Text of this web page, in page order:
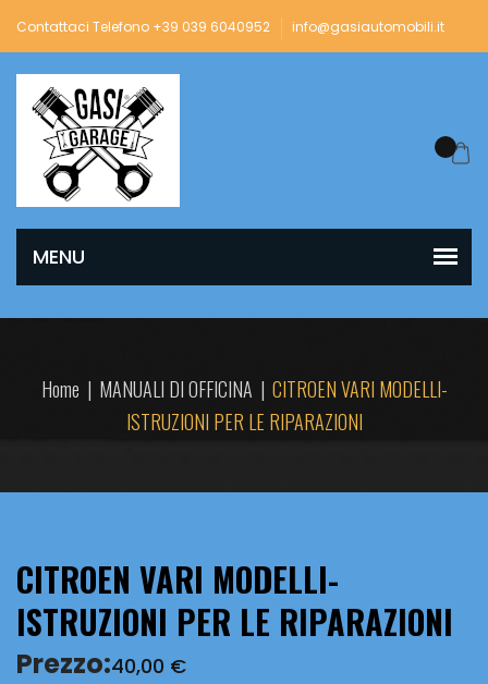
Contattaci Telefono +39 039 6040952 info@gasiautomobili.it
Home | MANUALI DI OFFICINA | CITROEN VARI MODELLI-
ISTRUZIONI PER LE RIPARAZIONI
CITROEN VARI MODELLI-
ISTRUZIONI PER LE RIPARAZIONI
Prezzo:40,00 €